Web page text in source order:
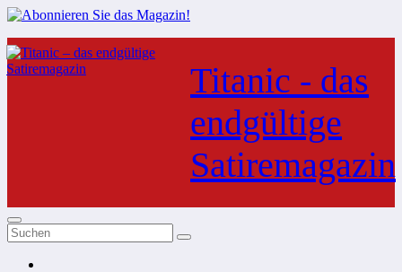
Zum
Inhalt
springen
Titanic - das
endgültige
Satiremagazin